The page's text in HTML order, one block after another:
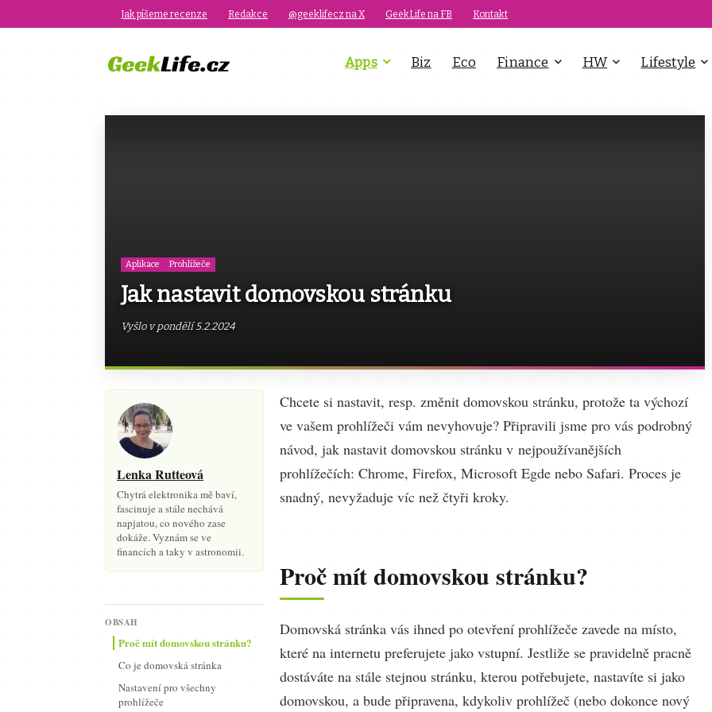
Jak píšeme recenze Redakce @geeklifecz na X GeekLife na FB Kontakt
Apps Biz Eco Finance HW Lifestyle
Aplikace Prohlížeče
Jak nastavit domovskou stránku
Vyšlo v pondělí 5.2.2024
Lenka Rutteová
Chytrá elektronika mě baví,
fascinuje a stále nechává
napjatou, co nového zase
dokáže. Vyznám se ve
financích a taky v astronomii.
OBSAH
Proč mít domovskou stránku?
Co je domovská stránka
Nastavení pro všechny
prohlížeče
Chcete si nastavit, resp. změnit domovskou stránku, protože ta výchozí
ve vašem prohlížeči vám nevyhovuje? Připravili jsme pro vás podrobný
návod, jak nastavit domovskou stránku v nejpoužívanějších
prohlížečích: Chrome, Firefox, Microsoft Egde nebo Safari. Proces je
snadný, nevyžaduje víc než čtyři kroky.
Proč mít domovskou stránku?
Domovská stránka vás ihned po otevření prohlížeče zavede na místo,
které na internetu preferujete jako vstupní. Jestliže se pravidelně pracně
dostáváte na stále stejnou stránku, kterou potřebujete, nastavíte si jako
domovskou, a bude připravena, kdykoliv prohlížeč (nebo dokonce nový